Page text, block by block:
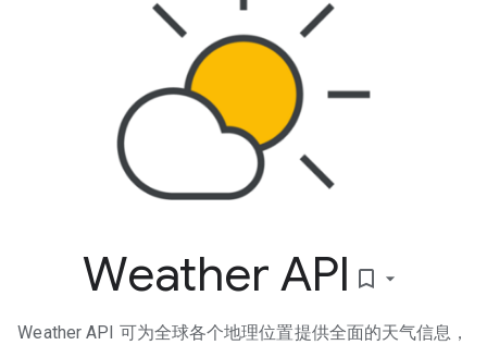
Weather API bookmark_border
Weather API 可为全球各个地理位置提供全面的天气信息，